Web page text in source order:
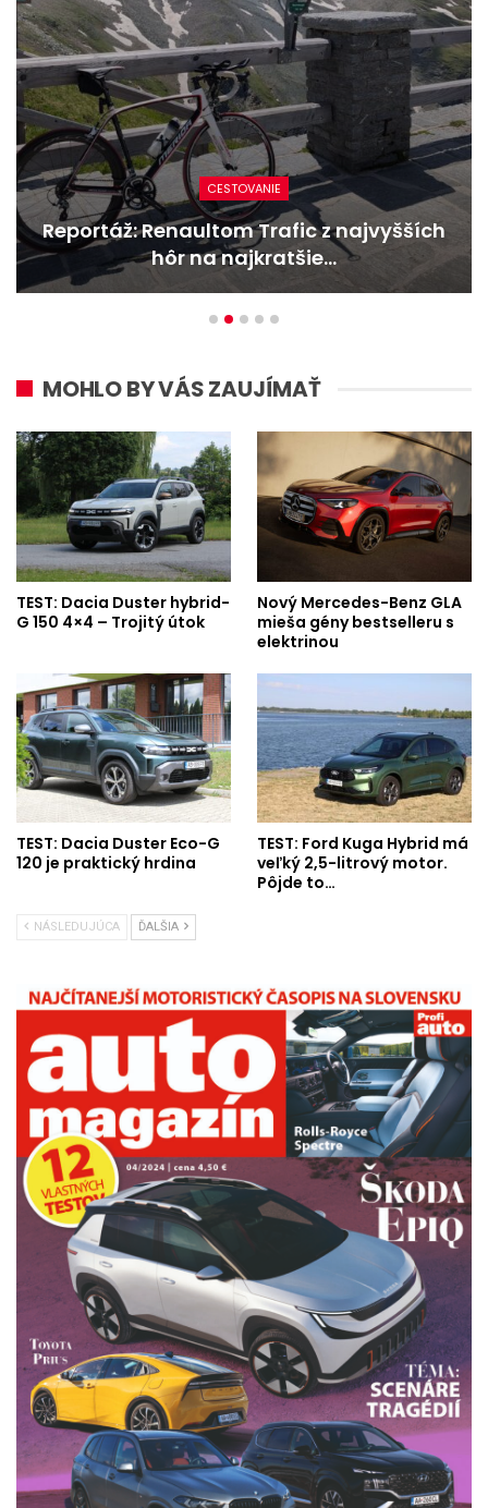
CESTOVANIE
Reportáž: Renaultom Trafic z najvyšších
hôr na najkratšie…
MOHLO BY VÁS ZAUJÍMAŤ
TEST: Dacia Duster hybrid-
G 150 4×4 – Trojitý útok
Nový Mercedes-Benz GLA
mieša gény bestselleru s
elektrinou
TEST: Dacia Duster Eco-G
120 je praktický hrdina
TEST: Ford Kuga Hybrid má
veľký 2,5-litrový motor.
Pôjde to…
NÁSLEDUJÚCA ĎALŠIA